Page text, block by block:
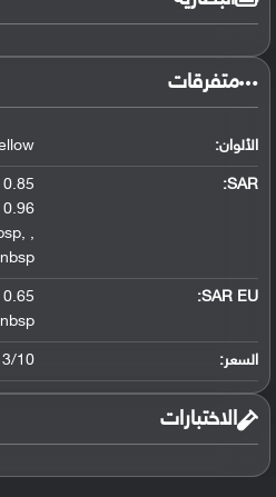
متفرقات
الألوان:
SAR
:
0.85 W/kg (head)
0.96
, ,
nbsp
SAR EU:
0.65 W/kg (head)
nbsp
السعر: 3/10 (About 110 EUR)
الاختبارات